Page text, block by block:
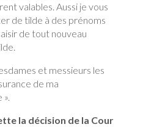
valables. Aussi je vous
de tilde à des prénoms
de tout nouveau
et messieurs les
de ma
la décision de la Cour